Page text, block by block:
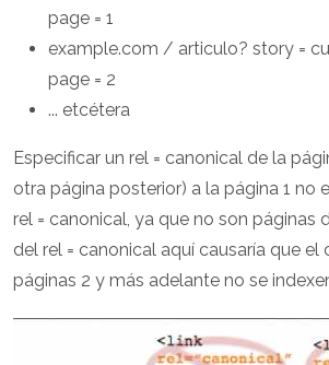
page = 1
example.com / articulo? story =
page = 2
... etcétera
Especificar un rel = canonical de la
otra página posterior) a la página 1 no
rel = canonical, ya que no son páginas
del rel = canonical aquí causaría que el
páginas 2 y más adelante no se